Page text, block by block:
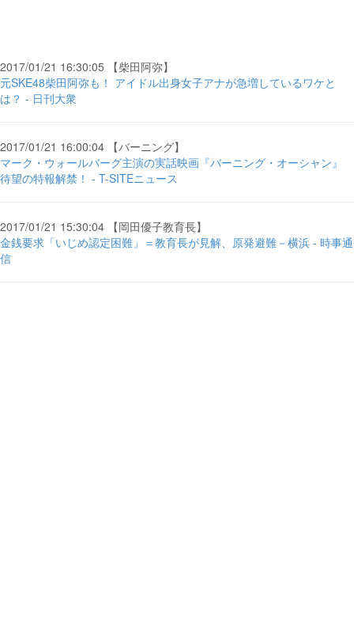
2017/01/21 16:30:05 【柴田阿弥】
元SKE48柴田阿弥も！ アイドル出身女子アナが急増しているワケと
は？ - 日刊大衆
2017/01/21 16:00:04 【バーニング】
マーク・ウォールバーグ主演の実話映画『バーニング・オーシャン』
待望の特報解禁！ - T-SITEニュース
2017/01/21 15:30:04 【岡田優子教育長】
金銭要求「いじめ認定困難」＝教育長が見解、原発避難－横浜 - 時事通
信